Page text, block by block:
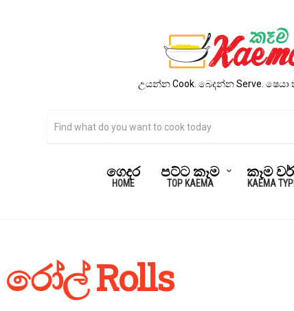
උයන්න Cook. බෙදන්න Serve. ෂෙයා
ගෙදර
HOME
පට්ට කෑම
TOP KAEMA
කෑම
KAEMA
රෝල් Rolls